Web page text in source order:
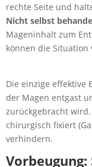
rechte Seite und
Nicht selbst
Mageninhalt zum
können die Situation
Die einzige effektive
der Magen entgast
zurückgebracht
chirurgisch fixiert
verhindern.
Vorbeugung: